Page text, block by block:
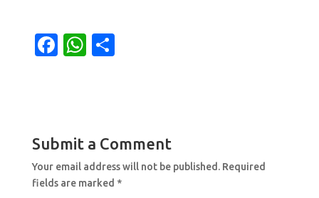
F
b
o
o
W
A
p
p
Submit a Comment
Your email address will not be published. Required
fields are marked *